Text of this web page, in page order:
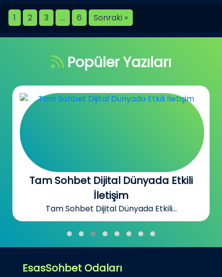
1 2 3 … 6 Sonraki »
Popüler Yazıları
Tam Sohbet Dijital Dünyada Etkili
İletişim
Tam Sohbet Dijital Dünyada Etkili...
EsasSohbet Odaları